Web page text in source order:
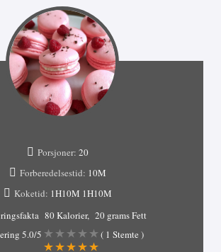
Porsjoner: 20
Forberedelsestid: 10M
Koketid: 1H10M 1H10M
80 Kalorier
20 grams Fett
5.0/5 ( 1 Stemte )